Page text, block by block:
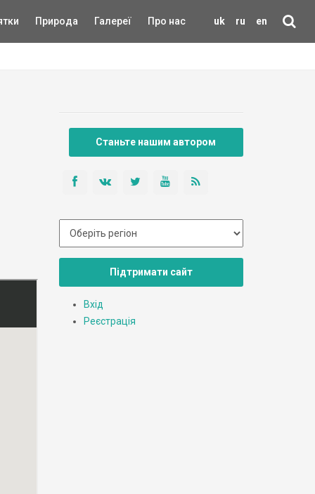
uk ru en
Природа Галереї Про нас
Станьте нашим автором
Підтримати сайт
Вхід
Реєстрація